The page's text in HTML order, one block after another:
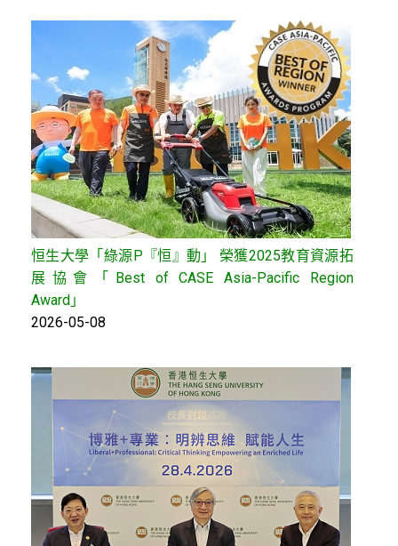
恒生大學「綠源P『恒』動」 榮獲2025教育資源拓
展協會「Best of CASE Asia-Pacific Region
Award」
2026-05-08